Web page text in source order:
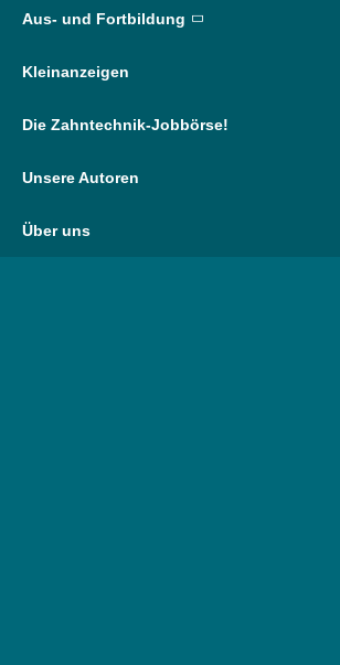
Aus- und Fortbildung
Kleinanzeigen
Die Zahntechnik-Jobbörse!
Unsere Autoren
Über uns